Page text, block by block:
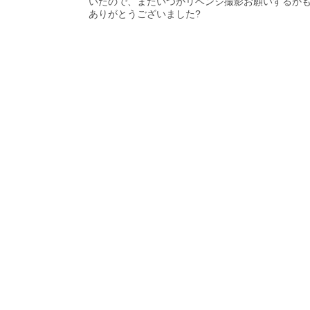
ありがとうございました?